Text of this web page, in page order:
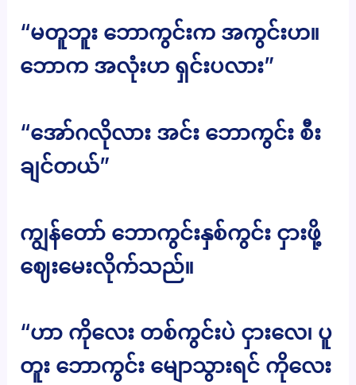
“မတူဘူး ဘောကွင်းက အကွင်းဟ။
ဘောက အလုံးဟ ရှင်းပလား”
“အော်ဂလိုလား အင်း ဘောကွင်း စီး
ချင်တယ်”
ကျွန်တော် ဘောကွင်းနှစ်ကွင်း ငှားဖို့
ဈေးမေးလိုက်သည်။
“ဟာ ကိုလေး တစ်ကွင်းပဲ ငှားလေ၊ ပူ
တူး ဘောကွင်း မျောသွားရင် ကိုလေး